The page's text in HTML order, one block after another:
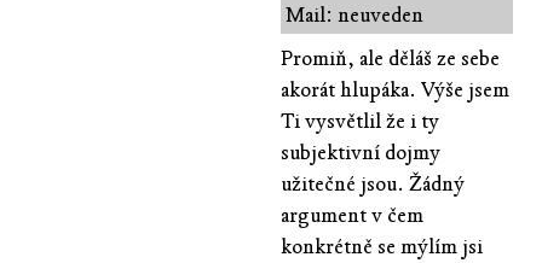
Mail: neuveden
Promiň, ale děláš ze sebe
akorát hlupáka. Výše jsem
Ti vysvětlil že i ty
subjektivní dojmy
užitečné jsou. Žádný
argument v čem
konkrétně se mýlím jsi